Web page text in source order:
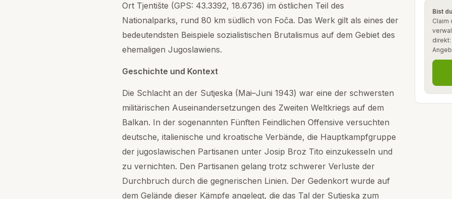
Ort Tjentište (GPS: 43.3392, 18.6736) im östlichen Teil des
Nationalparks, rund 80 km südlich von Foča. Das Werk gilt als eines der
bedeutendsten Beispiele sozialistischen Brutalismus auf dem Gebiet des
ehemaligen Jugoslawiens.
Geschichte und Kontext
Die Schlacht an der Sutjeska (Mai–Juni 1943) war eine der schwersten
militärischen Auseinandersetzungen des Zweiten Weltkriegs auf dem
Balkan. In der sogenannten Fünften Feindlichen Offensive versuchten
deutsche, italienische und kroatische Verbände, die Hauptkampfgruppe
der jugoslawischen Partisanen unter Josip Broz Tito einzukesseln und
zu vernichten. Den Partisanen gelang trotz schwerer Verluste der
Durchbruch durch die gegnerischen Linien. Der Gedenkort wurde auf
dem Gelände dieser Kämpfe angelegt, die das Tal der Sutjeska zum
Bist
Claim